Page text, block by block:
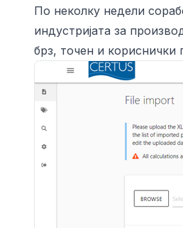
По неколку недели
индустријата за
брз, точен и кориснички